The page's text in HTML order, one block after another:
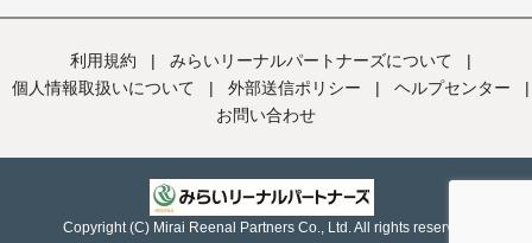
利用規約 | みらいリーナルパートナーズについて
|
個人情報取扱いについて
| 外部送信ポリシー | ヘルプセンター
|
お問い合わせ
Copyright (C) Mirai Reenal Partners Co., Ltd. All rights reserved